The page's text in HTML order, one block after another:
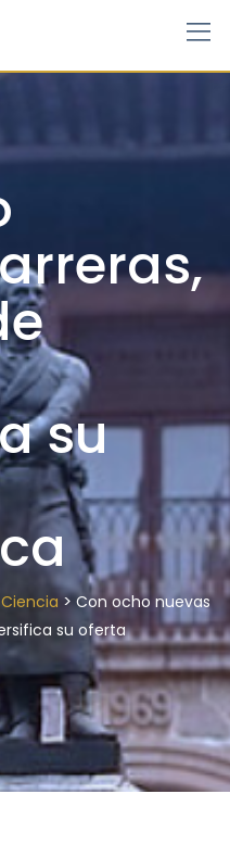
su
>Con ocho nuevas
su oferta